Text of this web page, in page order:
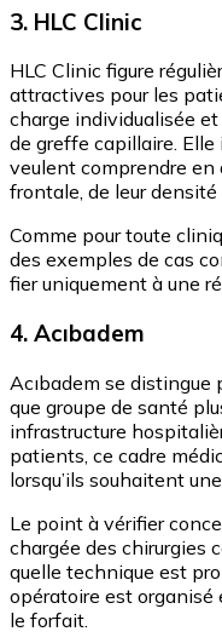
3. HLC Clinic
HLC Clinic figure
attractives pour les
charge individualisée
de greffe capillaire.
veulent comprendre
frontale, de leur
Comme pour toute
des exemples de cas
fier uniquement à une
4. Acıbadem
Acıbadem se
que groupe de santé
infrastructure
patients, ce cadre
lorsqu’ils souhaitent
Le point à vérifier
chargée des chirurgies
quelle technique est
opératoire est organisé
le forfait.